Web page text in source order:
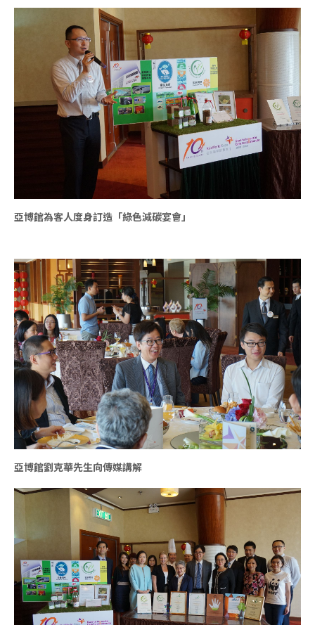
亞博館為客人度身訂造「綠色減碳宴會」
亞博館劉克華先生向傳媒講解